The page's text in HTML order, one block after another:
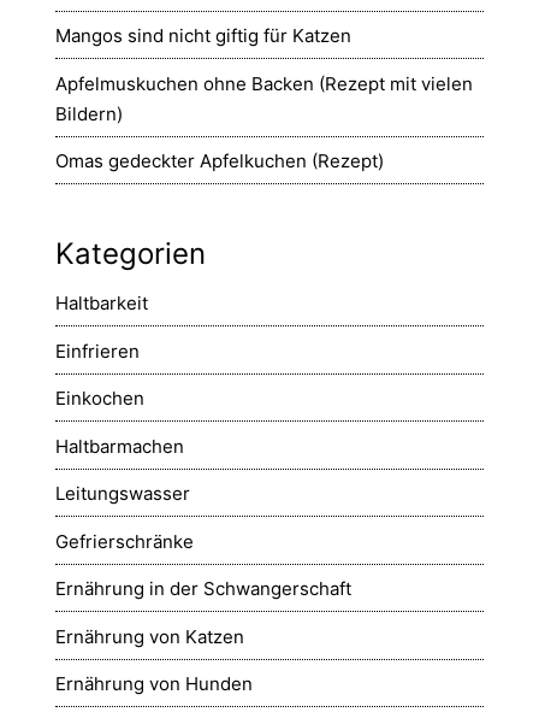
Mangos sind nicht giftig für Katzen
Apfelmuskuchen ohne Backen (Rezept mit vielen
Bildern)
Omas gedeckter Apfelkuchen (Rezept)
Kategorien
Haltbarkeit
Einfrieren
Einkochen
Haltbarmachen
Leitungswasser
Gefrierschränke
Ernährung in der Schwangerschaft
Ernährung von Katzen
Ernährung von Hunden